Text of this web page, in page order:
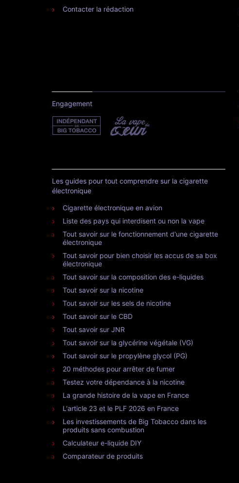
Contacter la rédaction
Engagement
Les guides pour tout comprendre sur la cigarette
électronique
Cigarette électronique en avion
Liste des pays qui interdisent ou non la vape
Tout savoir sur le fonctionnement d'une cigarette
électronique
Tout savoir pour bien choisir les accus de sa box
électronique
Tout savoir sur la composition des e-liquides
Tout savoir sur la nicotine
Tout savoir sur les sels de nicotine
Tout savoir sur le CBD
Tout savoir sur JNR
Tout savoir sur la glycérine végétale (VG)
Tout savoir sur le propylène glycol (PG)
20 méthodes pour arrêter de fumer
Testez votre dépendance à la nicotine
La grande histoire de la vape en France
L'article 23 et le PLF 2026 en France
Les investissements de Big Tobacco dans les
produits sans combustion
Calculateur e-liquide DIY
Comparateur de produits